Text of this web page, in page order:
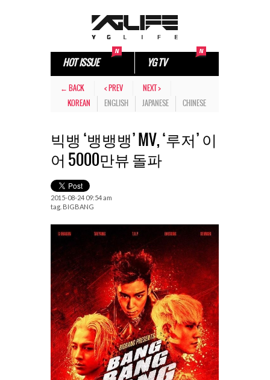
HOT ISSUE YG TV
← BACK < PREV
NEXT >
KOREAN
ENGLISH JAPANESE CHINESE
빅뱅 ‘뱅뱅뱅’ MV, ‘루저’ 이
어 5000만뷰 돌파
2015-08-24 09:54 am
tag. BIGBANG